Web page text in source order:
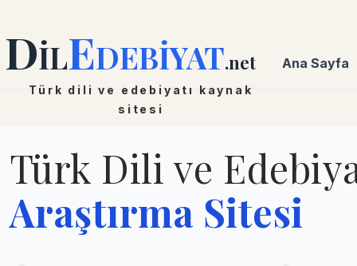
DİLEDEBİYAT.net Ana Sayfa
Türk dili ve edebiyatı kaynak
sitesi
Türk Dili ve
Araştırma Sitesi